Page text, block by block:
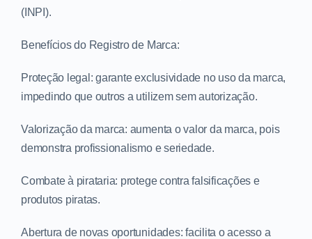
(INPI).
Benefícios do Registro de Marca:
Proteção legal: garante exclusividade no uso da marca,
impedindo que outros a utilizem sem autorização.
Valorização da marca: aumenta o valor da marca, pois
demonstra profissionalismo e seriedade.
Combate à pirataria: protege contra falsificações e
produtos piratas.
Abertura de novas oportunidades: facilita o acesso a